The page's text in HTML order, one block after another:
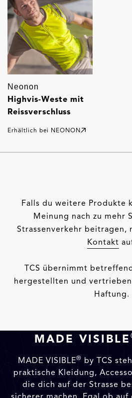
Neonon
Highvis-Weste mit
Reissverschluss
Erhältlich bei NEONON
Falls du weitere Produkte
Meinung nach zu mehr
Strassenverkehr beitragen,
Kontakt
TCS übernimmt
hergestellten und
Haftung.
MADE VISIBLE
MADE VISIBLE® by TCS
praktische Kleidung,
die dich auf der Strasse